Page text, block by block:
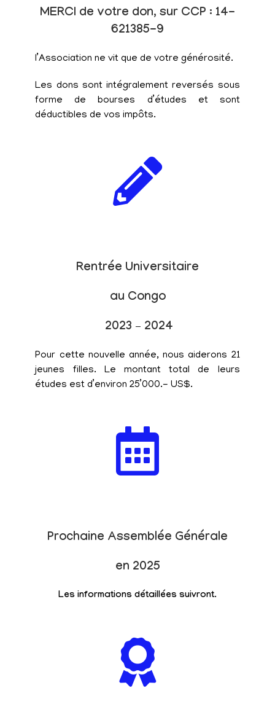
MERCI de votre don, sur CCP : 14-
621385-9
l’Association ne vit que de votre générosité.
Les dons sont intégralement reversés sous
forme de bourses d’études et sont
déductibles de vos impôts.
Rentrée Universitaire
au Congo
2023 – 2024
Pour cette nouvelle année, nous aiderons 21
jeunes filles. Le montant total de leurs
études est d’environ 25’000.- US$.
Prochaine Assemblée Générale
en 2025
Les informations détaillées suivront.